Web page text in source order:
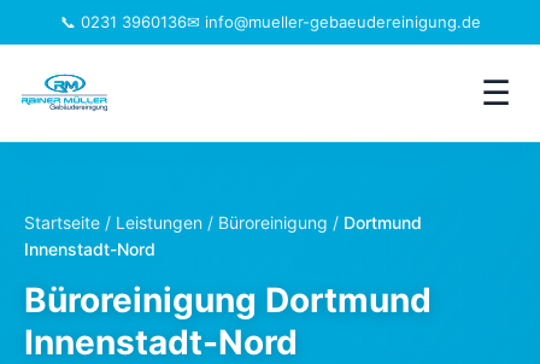
📞 0231 3960136✉ info@mueller-gebaeudereinigung.de
☰
Einzugsgebiet
Jobs
Startseite / Leistungen / Büroreinigung / Dortmund
Innenstadt-Nord
Büroreinigung Dortmund
Innenstadt-Nord